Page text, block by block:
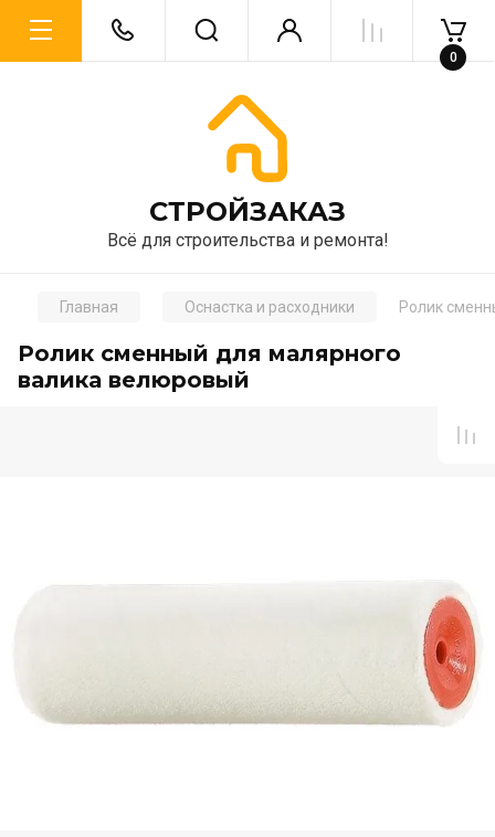
CТРОЙЗАКАЗ
Всё для строительства и ремонта!
0
Главная Оснастка и расходники Ролик
Ролик сменный для малярного
валика велюровый